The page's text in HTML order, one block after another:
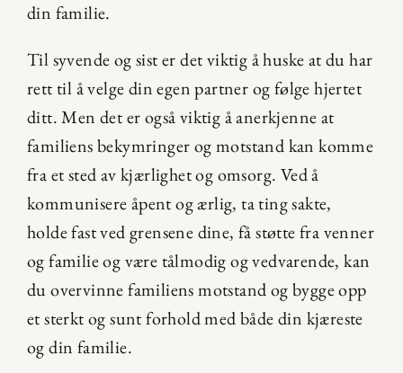
din familie.
Til syvende og sist er det viktig å huske at du har
rett til å velge din egen partner og følge hjertet
ditt. Men det er også viktig å anerkjenne at
familiens bekymringer og motstand kan komme
fra et sted av kjærlighet og omsorg. Ved å
kommunisere åpent og ærlig, ta ting sakte,
holde fast ved grensene dine, få støtte fra venner
og familie og være tålmodig og vedvarende, kan
du overvinne familiens motstand og bygge opp
et sterkt og sunt forhold med både din kjæreste
og din familie.